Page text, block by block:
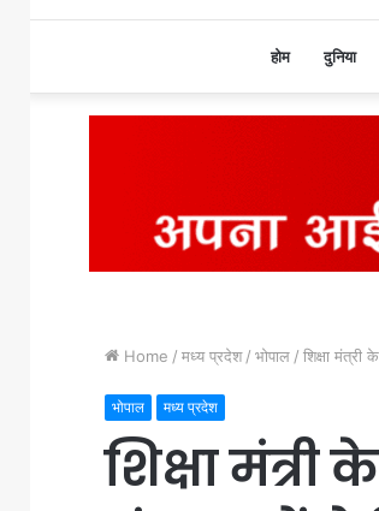
होम दुनिया
Home / मध्य प्रदेश / भोपाल / शिक्षा
भोपाल मध्य प्रदेश
शिक्षा